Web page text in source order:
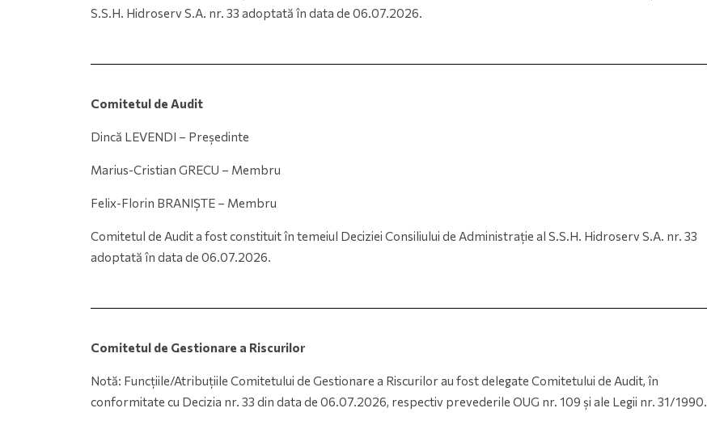
S.S.H. Hidroserv S.A. nr. 33 adoptată în data de 06.07.2026.
Comitetul de Audit
Dincă LEVENDI – Președinte
Marius-Cristian GRECU – Membru
Felix-Florin BRANIȘTE – Membru
Comitetul de Audit a fost constituit în temeiul Deciziei Consiliului de Administrație al S.S.H. Hidroserv S.A. nr. 33
adoptată în data de 06.07.2026.
Comitetul de Gestionare a Riscurilor
Notă: Funcțiile/Atribuțiile Comitetului de Gestionare a Riscurilor au fost delegate Comitetului de Audit, în
conformitate cu Decizia nr. 33 din data de 06.07.2026, respectiv prevederile OUG nr. 109 și ale Legii nr. 31/1990.